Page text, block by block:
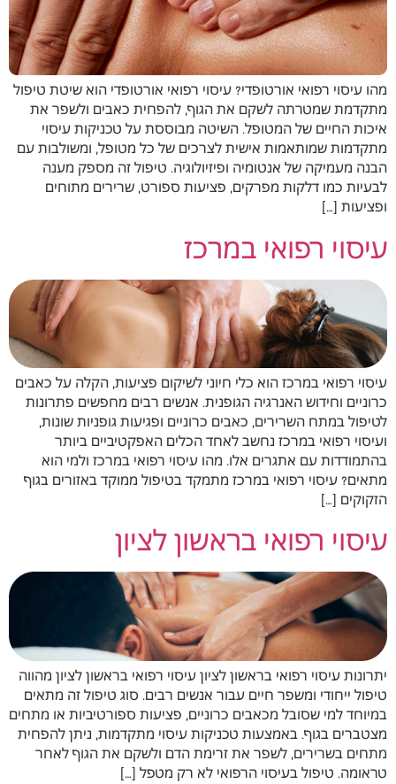
מהו עיסוי רפואי אורטופדי? עיסוי רפואי אורטופדי הוא שיטת טיפול
מתקדמת שמטרתה לשקם את הגוף, להפחית כאבים ולשפר את
איכות החיים של המטופל. השיטה מבוססת על טכניקות עיסוי
מתקדמות שמותאמות אישית לצרכים של כל מטופל, ומשולבות עם
הבנה מעמיקה של אנטומיה ופיזיולוגיה. טיפול זה מספק מענה
לבעיות כמו דלקות מפרקים, פציעות ספורט, שרירים מתוחים
ופציעות […]
עיסוי רפואי במרכז
עיסוי רפואי במרכז הוא כלי חיוני לשיקום פציעות, הקלה על כאבים
כרוניים וחידוש האנרגיה הגופנית. אנשים רבים מחפשים פתרונות
לטיפול במתח השרירים, כאבים כרוניים ופגיעות גופניות שונות,
ועיסוי רפואי במרכז נחשב לאחד הכלים האפקטיביים ביותר
בהתמודדות עם אתגרים אלו. מהו עיסוי רפואי במרכז ולמי הוא
מתאים? עיסוי רפואי במרכז מתמקד בטיפול ממוקד באזורים בגוף
הזקוקים […]
עיסוי רפואי בראשון לציון
יתרונות עיסוי רפואי בראשון לציון עיסוי רפואי בראשון לציון מהווה
טיפול ייחודי ומשפר חיים עבור אנשים רבים. סוג טיפול זה מתאים
במיוחד למי שסובל מכאבים כרוניים, פציעות ספורטיביות או מתחים
מצטברים בגוף. באמצעות טכניקות עיסוי מתקדמות, ניתן להפחית
מתחים בשרירים, לשפר את זרימת הדם ולשקם את הגוף לאחר
טראומה. טיפול בעיסוי הרפואי לא רק מטפל […]